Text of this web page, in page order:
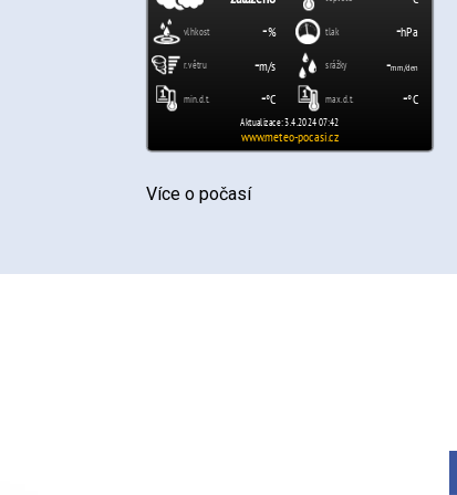
Více o počasí